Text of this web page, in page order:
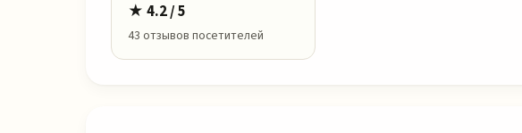
★ 4.2 / 5
43 отзывов посетителей